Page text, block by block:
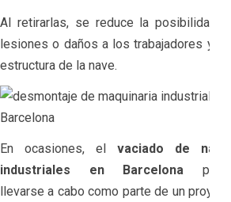
Al retirarlas, se reduce la posibilidad de
lesiones o daños a los trabajadores y a la
estructura de la nave.
En ocasiones, el vaciado de naves
industriales en Barcelona puede
llevarse a cabo como parte de un proyecto